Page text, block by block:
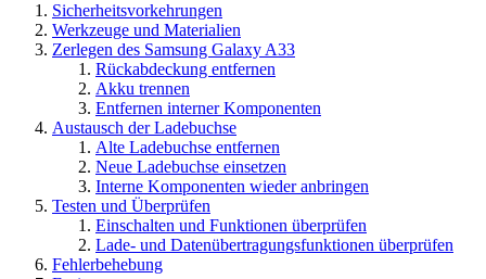
Sicherheitsvorkehrungen
Werkzeuge und Materialien
Zerlegen des Samsung Galaxy A33
Rückabdeckung entfernen
Akku trennen
Entfernen interner Komponenten
Austausch der Ladebuchse
Alte Ladebuchse entfernen
Neue Ladebuchse einsetzen
Interne Komponenten wieder anbringen
Testen und Überprüfen
Einschalten und Funktionen überprüfen
Lade- und Datenübertragungsfunktionen überprüfen
Fehlerbehebung